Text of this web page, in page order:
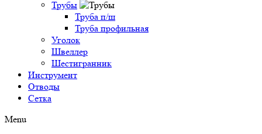
Трубы
Труба п/ш
Труба профильная
Уголок
Швеллер
Шестигранник
Инструмент
Отводы
Сетка
Menu